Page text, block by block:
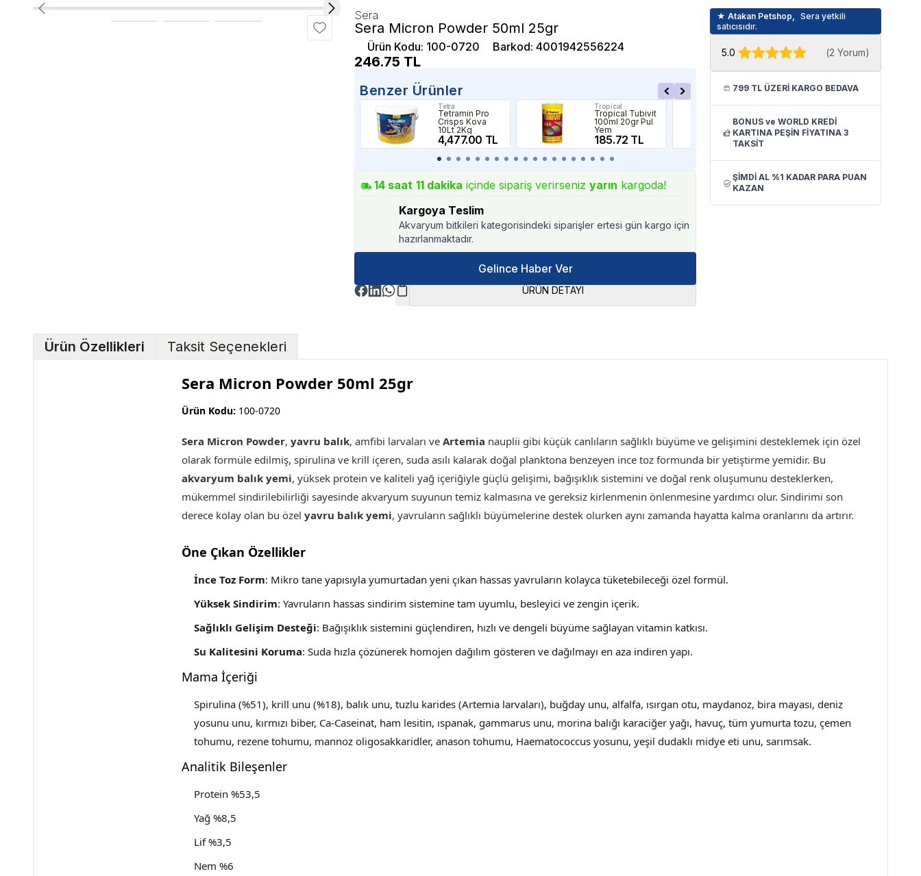
Sera
Sera Micron Powder 50ml 25gr
Ürün Kodu: 100-0720 Barkod:4001942556224
246.75 TL
Benzer Ürünler
Tetra
Tetramin Pro
Crisps Kova
10Lt 2Kg
4,477.00 TL
Tropical
Tropical Tubivit
100ml 20gr Pul
Yem
185.72 TL
Tetra
500ml - Japon
Balığı Yemi
449.90 TL
14 saat 11 dakika içinde sipariş verirseniz yarın kargoda!
Kargoya Teslim
Akvaryum bitkileri kategorisindeki siparişler ertesi gün kargo için
hazırlanmaktadır.
Gelince Haber Ver
ÜRÜN DETAYI
★ Atakan Petshop,
Sera yetkili
satıcısıdır.
5.0 (2 Yorum)
799 TL ÜZERİ KARGO BEDAVA
BONUS ve WORLD KREDİ
KARTINA PEŞİN FİYATINA 3
TAKSİT
ŞİMDİ AL %1 KADAR PARA PUAN
KAZAN
Ürün Özellikleri Taksit Seçenekleri
Sera Micron Powder 50ml 25gr
Ürün Kodu: 100-0720
Sera Micron Powder, yavru balık, amfibi larvaları ve Artemia nauplii gibi küçük canlıların sağlıklı büyüme ve gelişimini desteklemek için özel
olarak formüle edilmiş, spirulina ve krill içeren, suda asılı kalarak doğal planktona benzeyen ince toz formunda bir yetiştirme yemidir. Bu
akvaryum balık yemi, yüksek protein ve kaliteli yağ içeriğiyle güçlü gelişimi, bağışıklık sistemini ve doğal renk oluşumunu desteklerken,
mükemmel sindirilebilirliği sayesinde akvaryum suyunun temiz kalmasına ve gereksiz kirlenmenin önlenmesine yardımcı olur. Sindirimi son
derece kolay olan bu özel yavru balık yemi, yavruların sağlıklı büyümelerine destek olurken aynı zamanda hayatta kalma oranlarını da artırır.
Öne Çıkan Özellikler
İnce Toz Form: Mikro tane yapısıyla yumurtadan yeni çıkan hassas yavruların kolayca tüketebileceği özel formül.
Yüksek Sindirim: Yavruların hassas sindirim sistemine tam uyumlu, besleyici ve zengin içerik.
Sağlıklı Gelişim Desteği: Bağışıklık sistemini güçlendiren, hızlı ve dengeli büyüme sağlayan vitamin katkısı.
Su Kalitesini Koruma: Suda hızla çözünerek homojen dağılım gösteren ve dağılmayı en aza indiren yapı.
Mama İçeriği
Spirulina (%51), krill unu (%18), balık unu, tuzlu karides (Artemia larvaları), buğday unu, alfalfa, ısırgan otu, maydanoz, bira mayası, deniz
yosunu unu, kırmızı biber, Ca-Caseinat, ham lesitin, ıspanak, gammarus unu, morina balığı karaciğer yağı, havuç, tüm yumurta tozu, çemen
tohumu, rezene tohumu, mannoz oligosakkaridler, anason tohumu, Haematococcus yosunu, yeşil dudaklı midye eti unu, sarımsak.
Analitik Bileşenler
Protein %53,5
Yağ %8,5
Lif %3,5
Nem %6